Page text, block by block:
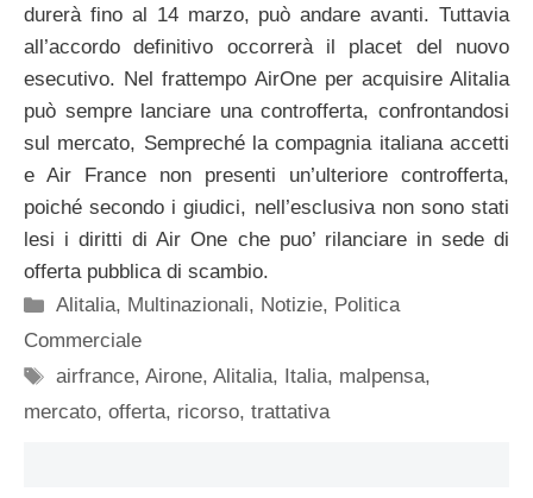
durerà fino al 14 marzo, può andare avanti. Tuttavia
all’accordo definitivo occorrerà il placet del nuovo
esecutivo. Nel frattempo AirOne per acquisire Alitalia
può sempre lanciare una controfferta, confrontandosi
sul mercato, Sempreché la compagnia italiana accetti
e Air France non presenti un’ulteriore controfferta,
poiché secondo i giudici, nell’esclusiva non sono stati
lesi i diritti di Air One che puo’ rilanciare in sede di
offerta pubblica di scambio.
Categorie
Alitalia, Multinazionali, Notizie, Politica
Commerciale
Tag
airfrance,Airone,Alitalia, Italia, malpensa,
mercato, offerta, ricorso, trattativa